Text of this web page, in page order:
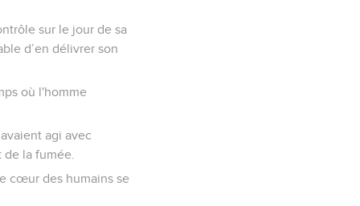
sur le jour de sa
d’en délivrer son
où l'homme
agi avec
la fumée.
cœur des humains se